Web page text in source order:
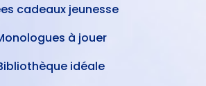
cadeaux jeunesse
à jouer
idéale